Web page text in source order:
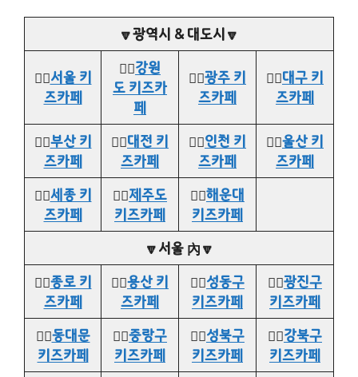
🔽광역시 & 대도시🔽
👉🏻서울 키
즈카페
👉🏻강원
도 키즈카
페
👉🏻광주 키
즈카페
👉🏻대구 키
즈카페
👉🏻부산 키
즈카페
👉🏻대전 키
즈카페
👉🏻인천 키
즈카페
👉🏻울산 키
즈카페
👉🏻세종 키
즈카페
👉🏻제주도
키즈카페
👉🏻해운대
키즈카페
🔽서울 內🔽
👉🏻종로 키
즈카페
👉🏻용산 키
즈카페
👉🏻성동구
키즈카페
👉🏻광진구
키즈카페
👉🏻동대문
키즈카페
👉🏻중랑구
키즈카페
👉🏻성북구
키즈카페
👉🏻강북구
키즈카페